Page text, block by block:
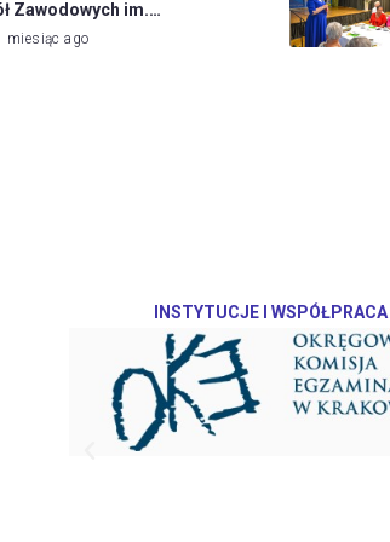
Zawodowych im.…
miesiąc ago
INSTYTUCJE I WSPÓŁPRACA